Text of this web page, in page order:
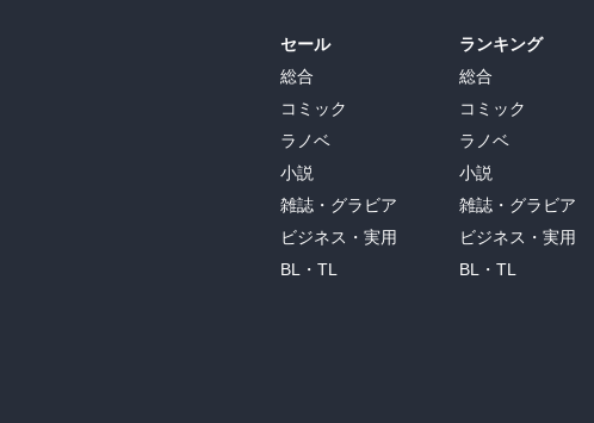
セール
総合
コミック
ラノベ
小説
雑誌・グラビア
ビジネス・実用
BL・TL
ランキング
総合
コミック
ラノベ
小説
雑誌・グラビア
ビジネス・実用
BL・TL